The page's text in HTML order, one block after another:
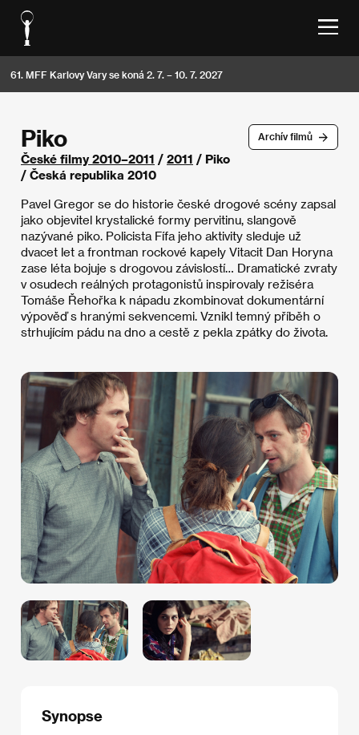
61. MFF Karlovy Vary se koná 2. 7. – 10. 7. 2027
Archív filmů
Piko
České filmy 2010–2011 / 2011 / Piko
/ Česká republika 2010
Pavel Gregor se do historie české drogové scény zapsal
jako objevitel krystalické formy pervitinu, slangově
nazývané piko. Policista Fífa jeho aktivity sleduje už
dvacet let a frontman rockové kapely Vitacit Dan Horyna
zase léta bojuje s drogovou závislostí… Dramatické zvraty
v osudech reálných protagonistů inspirovaly režiséra
Tomáše Řehořka k nápadu zkombinovat dokumentární
výpověď s hranými sekvencemi. Vznikl temný příběh o
strhujícím pádu na dno a cestě z pekla zpátky do života.
Synopse